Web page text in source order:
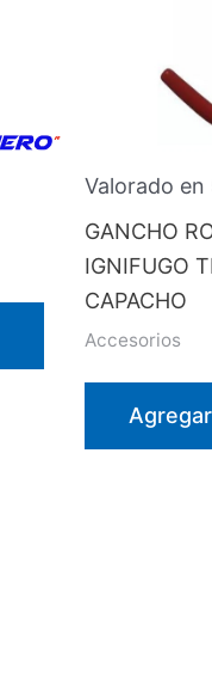
Valorado en
GANCHO
IGNIFUGO
CAPACHO
Accesorios